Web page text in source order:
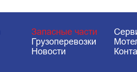
Запасные части
Грузоперевозки
Новости